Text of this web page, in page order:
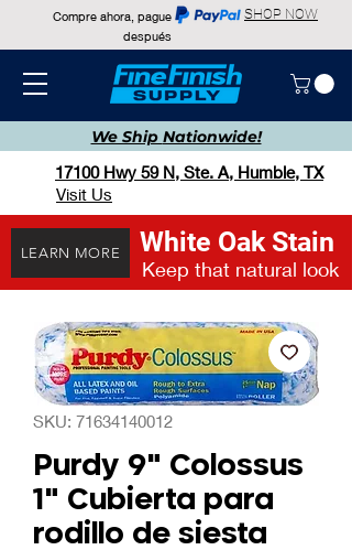
We Ship Nationwide!
Compre ahora, pague
después
SHOP NOW
17100 Hwy 59 N, Ste. A, Humble, TX
Visit Us
LEARN MORE White Oak Stain
Keep that natural look
SKU: 71634140012
Purdy 9" Colossus
1" Cubierta para
rodillo de siesta